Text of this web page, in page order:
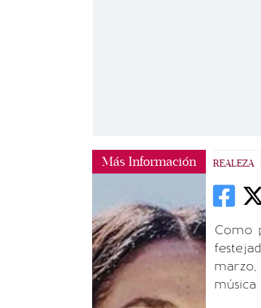
Más Información REALEZA
Como
marzo,